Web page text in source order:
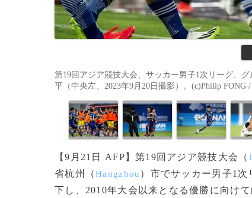
第19回アジア競技大会、サッカー男子1次リーグ、
平（中央左、2023年9月20日撮影）。(c)Philip FONG /
【9月21日 AFP】第19回アジア競技大会（
省杭州（Hangzhou ）市でサッカー男子1
下し、2010年大会以来となる優勝に向け